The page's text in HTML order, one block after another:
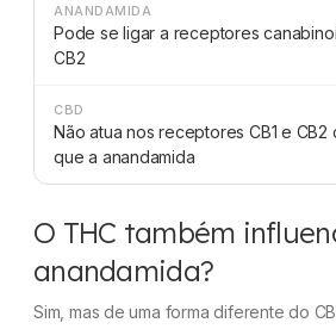
ANANDAMIDA
Pode se ligar a receptores
CB2
CBD
Não atua nos receptores CB1 e CB2
que a anandamida
O THC também
anandamida?
Sim, mas de uma forma diferente do